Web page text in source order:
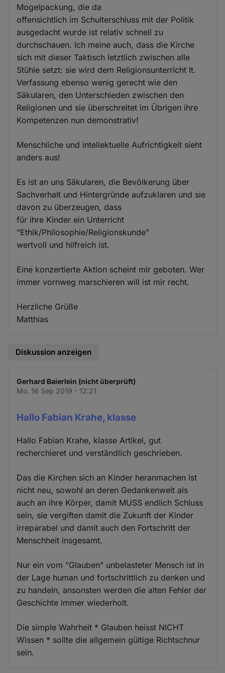
Mogelpackung, die da
offensichtlich im Schulterschluss mit der Politik
ausgedacht wurde ist relativ schnell zu
durchschauen. Ich meine auch, dass die Kirche
sich mit dieser Taktisch letztlich zwischen alle
Stühle setzt: sie wird dem Religionsunterricht lt.
Verfassung ebenso wenig gerecht wie den
Säkularen, den Unterschieden zwischen den
Religionen und sie überschreitet im Übrigen ihre
Kompetenzen nun demonstrativ!
Menschliche und intellektuelle Aufrichtigkeit sieht
anders aus!
Es ist an uns Säkularen, die Bevölkerung über
Sachverhalt und Hintergründe aufzuklaren und sie
davon zu überzeugen, dass
für ihre Kinder ein Unterricht
"Ethik/Philosophie/Religionskunde"
wertvoll und hilfreich ist.
Eine konzertierte Aktion scheint mir geboten. Wer
immer vornweg marschieren will ist mir recht.
Herzliche Grüße
Matthias
Diskussion anzeigen
Gerhard Baierlein (nicht überprüft)
Mo. 16 Sep 2019 - 12:21
Hallo Fabian Krahe, klasse
Hallo Fabian Krahe, klasse Artikel, gut
recherchieret und verständlich geschrieben.
Das die Kirchen sich an Kinder heranmachen ist
nicht neu, sowohl an deren Gedankenwelt als
auch an ihre Körper, damit MUSS endlich Schluss
sein, sie vergiften damit die Zukunft der Kinder
irreparabel und damit auch den Fortschritt der
Menschheit insgesamt.
Nur ein vom "Glauben" unbelasteter Mensch ist in
der Lage human und fortschrittlich zu denken und
zu handeln, ansonsten werden die alten Fehler der
Geschichte immer wiederholt.
Die simple Wahrheit * Glauben heisst NICHT
Wissen * sollte die allgemein gültige Richtschnur
sein.